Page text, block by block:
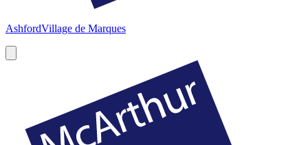
AshfordVillage de Marques